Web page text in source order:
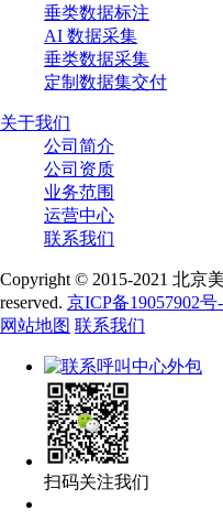
垂类数据标注
AI 数据采集
垂类数据采集
定制数据集交付
关于我们
公司简介
公司资质
业务范围
运营中心
联系我们
Copyright © 2015-2021 北京
reserved. 京ICP备19057902号-
网站地图 联系我们
扫码关注我们